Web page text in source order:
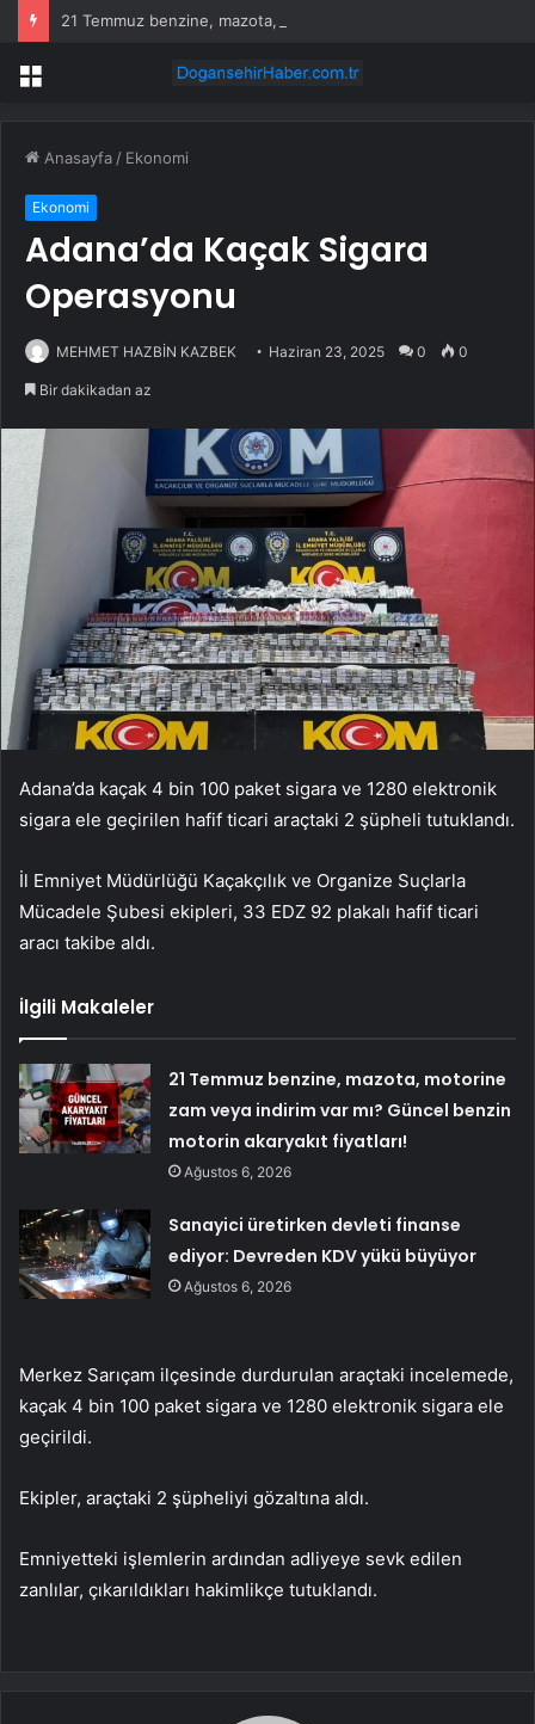
Menü
Anasayfa / Ekonomi
Ekonomi
Adana’da Kaçak Sigara
Operasyonu
MEHMET HAZBİN KAZBEK Haziran 23, 2025 0 0
Bir dakikadan az
Adana’da kaçak 4 bin 100 paket sigara ve 1280 elektronik
sigara ele geçirilen hafif ticari araçtaki 2 şüpheli tutuklandı.
İl Emniyet Müdürlüğü Kaçakçılık ve Organize Suçlarla
Mücadele Şubesi ekipleri, 33 EDZ 92 plakalı hafif ticari
aracı takibe aldı.
İlgili Makaleler
21 Temmuz benzine, mazota, motorine
zam veya indirim var mı? Güncel benzin
motorin akaryakıt fiyatları!
Ağustos 6, 2026
Sanayici üretirken devleti finanse
ediyor: Devreden KDV yükü büyüyor
Ağustos 6, 2026
Merkez Sarıçam ilçesinde durdurulan araçtaki incelemede,
kaçak 4 bin 100 paket sigara ve 1280 elektronik sigara ele
geçirildi.
Ekipler, araçtaki 2 şüpheliyi gözaltına aldı.
Emniyetteki işlemlerin ardından adliyeye sevk edilen
zanlılar, çıkarıldıkları hakimlikçe tutuklandı.